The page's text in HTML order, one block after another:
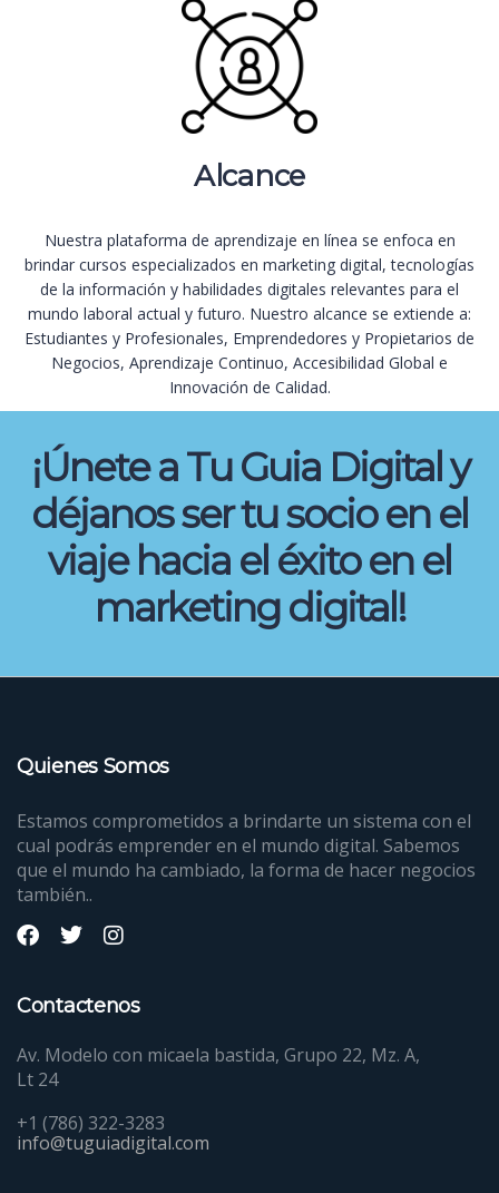
Alcance
Nuestra plataforma de aprendizaje en línea se enfoca en
brindar cursos especializados en marketing digital, tecnologías
de la información y habilidades digitales relevantes para el
mundo laboral actual y futuro. Nuestro alcance se extiende a:
Estudiantes y Profesionales, Emprendedores y Propietarios de
Negocios, Aprendizaje Continuo, Accesibilidad Global e
Innovación de Calidad.
¡Únete a Tu Guia Digital y
déjanos ser tu socio en el
viaje hacia el éxito en el
marketing digital!
Quienes Somos
Estamos comprometidos a brindarte un sistema con el
cual podrás emprender en el mundo digital. Sabemos
que el mundo ha cambiado, la forma de hacer negocios
también..
Contactenos
Av. Modelo con micaela bastida, Grupo 22, Mz. A,
Lt 24
+1 (786) 322-3283
info@tuguiadigital.com